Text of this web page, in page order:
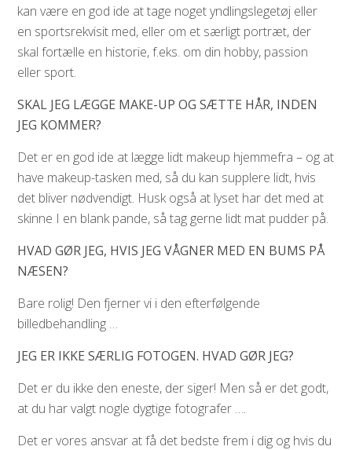
kan være en god ide at tage noget yndlingslegetøj eller
en sportsrekvisit med, eller om et særligt portræt, der
skal fortælle en historie, f.eks. om din hobby, passion
eller sport.
SKAL JEG LÆGGE MAKE-UP OG SÆTTE HÅR, INDEN
JEG KOMMER?
Det er en god ide at lægge lidt makeup hjemmefra – og at
have makeup-tasken med, så du kan supplere lidt, hvis
det bliver nødvendigt. Husk også at lyset har det med at
skinne I en blank pande, så tag gerne lidt mat pudder på.
HVAD GØR JEG, HVIS JEG VÅGNER MED EN BUMS PÅ
NÆSEN?
Bare rolig! Den fjerner vi i den efterfølgende
billedbehandling …
JEG ER IKKE SÆRLIG FOTOGEN. HVAD GØR JEG?
Det er du ikke den eneste, der siger! Men så er det godt,
at du har valgt nogle dygtige fotografer ….
Det er vores ansvar at få det bedste frem i dig og hvis du